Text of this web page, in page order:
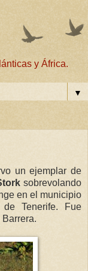
y África.
▼
un ejemplar de
sobrevolando
en el municipio
Tenerife. Fue